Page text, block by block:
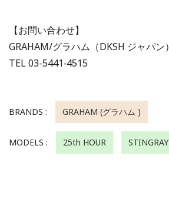
【お問い合わせ】
GRAHAM/グラハム（DKSH ジャパン）
TEL 03-5441‐4515
BRANDS : GRAHAM (グラハム )
MODELS : 25th HOUR STINGRAY